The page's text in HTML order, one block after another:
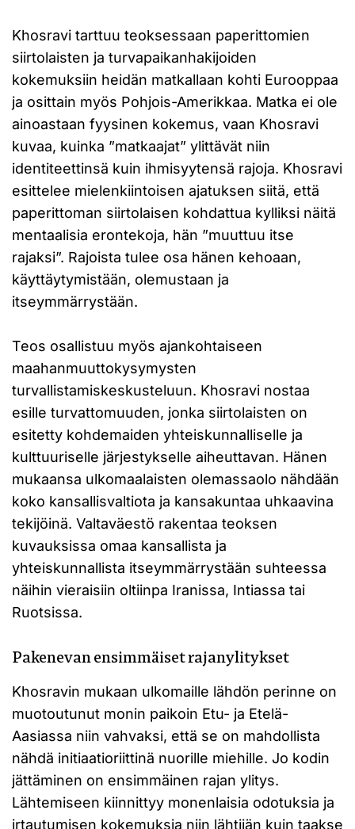
Khosravi tarttuu teoksessaan paperittomien
siirtolaisten ja turvapaikanhakijoiden
kokemuksiin heidän matkallaan kohti Eurooppaa
ja osittain myös Pohjois-Amerikkaa. Matka ei ole
ainoastaan fyysinen kokemus, vaan Khosravi
kuvaa, kuinka ”matkaajat” ylittävät niin
identiteettinsä kuin ihmisyytensä rajoja. Khosravi
esittelee mielenkiintoisen ajatuksen siitä, että
paperittoman siirtolaisen kohdattua kylliksi näitä
mentaalisia erontekoja, hän ”muuttuu itse
rajaksi”. Rajoista tulee osa hänen kehoaan,
käyttäytymistään, olemustaan ja
itseymmärrystään.
Teos osallistuu myös ajankohtaiseen
maahanmuuttokysymysten
turvallistamiskeskusteluun. Khosravi nostaa
esille turvattomuuden, jonka siirtolaisten on
esitetty kohdemaiden yhteiskunnalliselle ja
kulttuuriselle järjestykselle aiheuttavan. Hänen
mukaansa ulkomaalaisten olemassaolo nähdään
koko kansallisvaltiota ja kansakuntaa uhkaavina
tekijöinä. Valtaväestö rakentaa teoksen
kuvauksissa omaa kansallista ja
yhteiskunnallista itseymmärrystään suhteessa
näihin vieraisiin oltiinpa Iranissa, Intiassa tai
Ruotsissa.
Pakenevan ensimmäiset rajanylitykset
Khosravin mukaan ulkomaille lähdön perinne on
muotoutunut monin paikoin Etu- ja Etelä-
Aasiassa niin vahvaksi, että se on mahdollista
nähdä initiaatioriittinä nuorille miehille. Jo kodin
jättäminen on ensimmäinen rajan ylitys.
Lähtemiseen kiinnittyy monenlaisia odotuksia ja
irtautumisen kokemuksia niin lähtijän kuin taakse